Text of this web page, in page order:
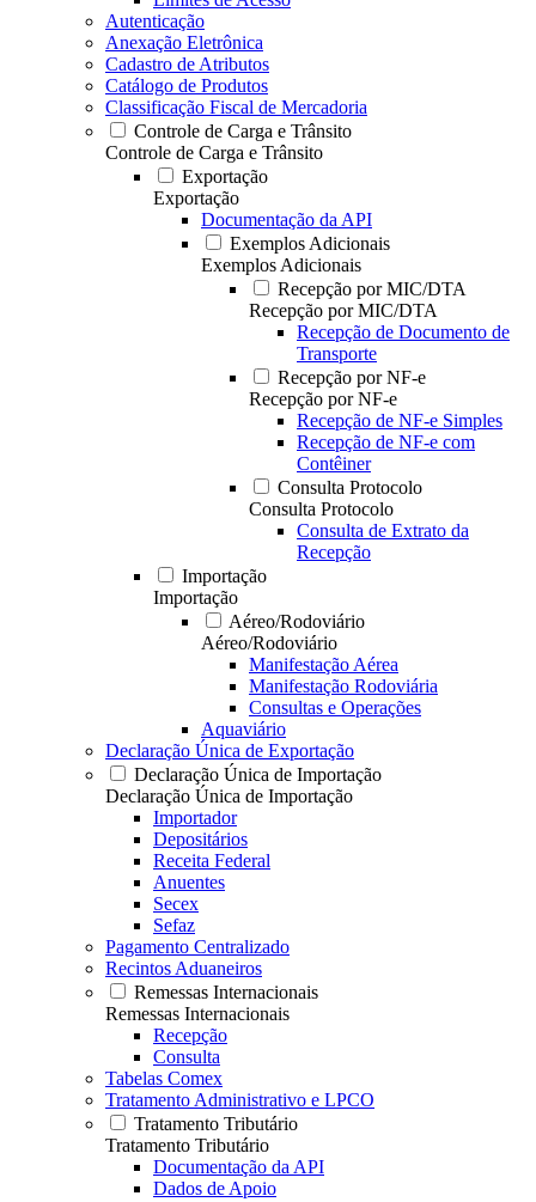
Autenticação
Anexação Eletrônica
Cadastro de Atributos
Catálogo de Produtos
Classificação Fiscal de Mercadoria
Controle de Carga e Trânsito
Controle de Carga e Trânsito
Exportação
Exportação
Documentação da API
Exemplos Adicionais
Exemplos Adicionais
Recepção por MIC/DTA
Recepção por MIC/DTA
Recepção de Documento de
Transporte
Recepção por NF-e
Recepção por NF-e
Recepção de NF-e Simples
Recepção de NF-e com
Contêiner
Consulta Protocolo
Consulta Protocolo
Consulta de Extrato da
Recepção
Importação
Importação
Aéreo/Rodoviário
Aéreo/Rodoviário
Manifestação Aérea
Manifestação Rodoviária
Consultas e Operações
Aquaviário
Declaração Única de Exportação
Declaração Única de Importação
Declaração Única de Importação
Importador
Depositários
Receita Federal
Anuentes
Secex
Sefaz
Pagamento Centralizado
Recintos Aduaneiros
Remessas Internacionais
Remessas Internacionais
Recepção
Consulta
Tabelas Comex
Tratamento Administrativo e LPCO
Tratamento Tributário
Tratamento Tributário
Documentação da API
Dados de Apoio